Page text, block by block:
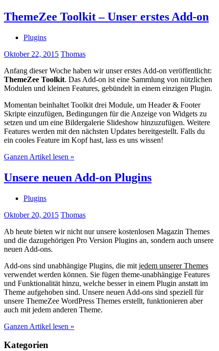
ThemeZee Toolkit – Unser erstes Add-on
Plugins
Oktober 22, 2015 Thomas
Anfang dieser Woche haben wir unser erstes Add-on veröffentlicht:
ThemeZee Toolkit. Das Add-on ist eine Sammlung von nützlichen
Modulen und kleinen Features, gebündelt in einem einzigen Plugin.
Momentan beinhaltet Toolkit drei Module, um Header & Footer
Skripte einzufügen, Bedingungen für die Anzeige von Widgets zu
setzen und um eine Bildergalerie Slideshow hinzuzufügen. Weitere
Features werden mit den nächsten Updates bereitgestellt. Falls du
ein cooles Feature im Kopf hast, lass es uns wissen!
Ganzen Artikel lesen »
Unsere neuen Add-on Plugins
Plugins
Oktober 20, 2015 Thomas
Ab heute bieten wir nicht nur unsere kostenlosen Magazin Themes
und die dazugehörigen Pro Version Plugins an, sondern auch unsere
neuen Add-ons.
Add-ons sind unabhängige Plugins, die mit jedem unserer Themes
verwendet werden können. Sie fügen theme-unabhängige Features
und Funktionalität hinzu, welche besser in einem Plugin anstatt im
Theme aufgehoben sind. Unsere neuen Add-ons sind speziell für
unsere ThemeZee WordPress Themes erstellt, funktionieren aber
auch mit jedem anderen Theme.
Ganzen Artikel lesen »
Kategorien